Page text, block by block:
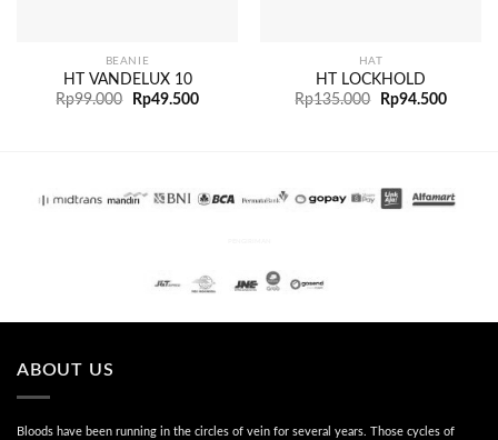
BEANIE
HT VANDELUX 10
Rp99.000 Rp49.500
HAT
HT LOCKHOLD
Rp135.000 Rp94.500
ABOUT US
Bloods have been running in the circles of vein for several years. Those cycles of